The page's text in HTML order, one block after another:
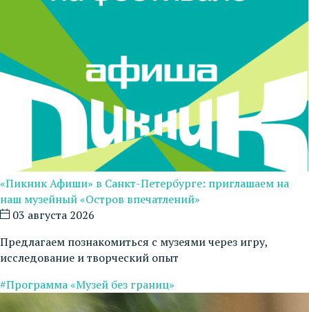
«Пикник Афиши» в Санкт-Петербурге: приглашаем на
наш музейный «Остров впечатлений»
03 августа 2026
Предлагаем познакомиться с музеями через игру,
исследование и творческий опыт
#Программа «Музей без границ»